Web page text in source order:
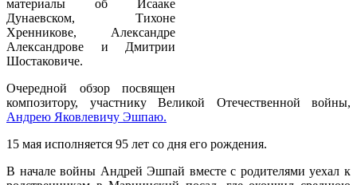
материалы об Исааке
Дунаевском, Тихоне
Хренникове, Александре
Александрове и Дмитрии
Шостаковиче.
Очередной обзор посвящен
композитору, участнику Великой Отечественной войны,
Андрею Яковлевичу Эшпаю.
15 мая исполняется 95 лет со дня его рождения.
В начале войны Андрей Эшпай вместе с родителями уехал к